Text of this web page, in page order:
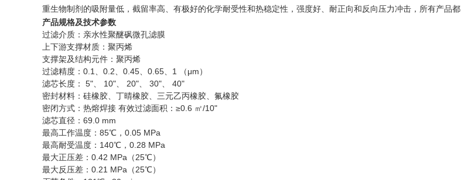
重生物制剂的吸附量低，截留率高、有极好的化学耐受性和热稳定性，强度好、耐正向和反向压力冲击，所有产品都
产品规格及技术参数
过滤介质：亲水性聚醚砜微孔滤膜
上下游支撑材质：聚丙烯
支撑架及结构元件：聚丙烯
过滤精度：0.1、0.2、0.45、0.65、1 （μm）
滤芯长度： 5"、 10"、 20"、 30"、 40"
密封材料：硅橡胶、丁晴橡胶、三元乙丙橡胶、氟橡胶
密闭方式：热熔焊接 有效过滤面积：≥0.6 ㎡/10"
滤芯直径：69.0 mm
最高工作温度：85℃，0.05 MPa
最高耐受温度：140℃，0.28 MPa
最大正压差：0.42 MPa（25℃）
最大反压差：0.21 MPa（25℃）